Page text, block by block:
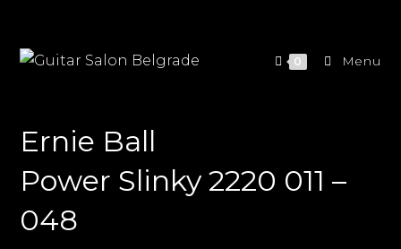
0 Menu
Ernie Ball
Power Slinky 2220 011 –
048